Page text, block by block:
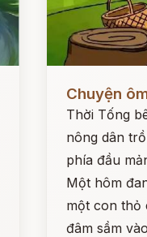
Chuyện
Thời Tống
nông dân
phía đầu
Một hôm
một con thỏ
đâm sầm